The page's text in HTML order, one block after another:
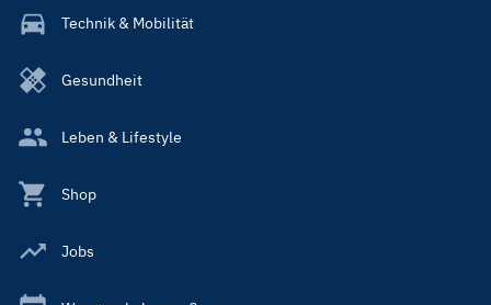
Technik & Mobilität
Gesundheit
Leben & Lifestyle
Shop
Jobs